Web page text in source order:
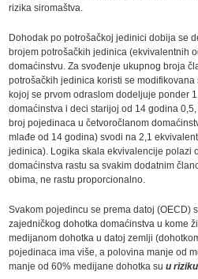
rizika siromaštva.
Dohodak po potrošačkoj jedinici dobija se
brojem potrošačkih jedinica (ekvivalentnih
domaćinstvu. Za svođenje ukupnog broja
potrošačkih jedinica koristi se
kojoj se prvom odraslom dodeljuje ponder
domaćinstva i deci starijoj od 14 godina
broj pojedinaca u četvoročlanom
mlađe od 14 godina) svodi na 2,1
jedinica). Logika skala ekvivalencije polazi
domaćinstva rastu sa svakim dodatnim
obima, ne rastu proporcionalno.
Svakom pojedincu se prema datoj (OECD)
zajedničkog dohotka domaćinstva u kome
medijanom dohotka u datoj zemlji
pojedinaca ima više, a polovina manje od
manje od 60% medijane dohotka su u